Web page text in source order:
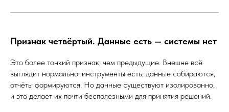
Признак четвёртый. Данные есть — системы нет
Это более тонкий признак, чем предыдущие. Внешне всё
выглядит нормально: инструменты есть, данные собираются,
отчёты формируются. Но данные существуют изолированно,
и это делает их почти бесполезными для принятия решений.